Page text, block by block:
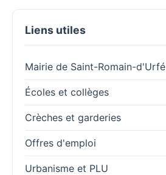
Liens utiles
Mairie de Saint-Romain-d'Urfé
Écoles et collèges
Crèches et garderies
Offres d'emploi
Urbanisme et PLU